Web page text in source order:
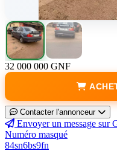
32 000 000 GNF
Contacter l'annonceur
Envoyer un message sur
Numéro masqué
84sn6bs9fn